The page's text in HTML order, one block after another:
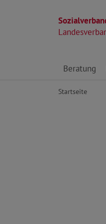
Direkt zu
Beratung
Startseite